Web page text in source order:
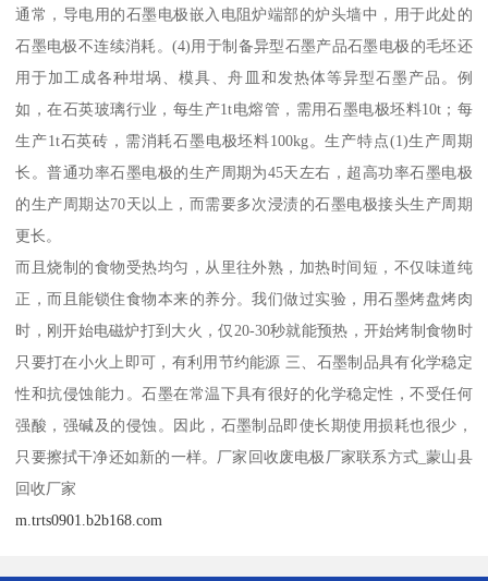
通常，导电用的石墨电极嵌入电阻炉端部的炉头墙中，用于此处的
石墨电极不连续消耗。(4)用于制备异型石墨产品石墨电极的毛坯还
用于加工成各种坩埚、模具、舟皿和发热体等异型石墨产品。例
如，在石英玻璃行业，每生产1t电熔管，需用石墨电极坯料10t；每
生产1t石英砖，需消耗石墨电极坯料100kg。生产特点(1)生产周期
长。普通功率石墨电极的生产周期为45天左右，超高功率石墨电极
的生产周期达70天以上，而需要多次浸渍的石墨电极接头生产周期
更长。
而且烧制的食物受热均匀，从里往外熟，加热时间短，不仅味道纯
正，而且能锁住食物本来的养分。我们做过实验，用石墨烤盘烤肉
时，刚开始电磁炉打到大火，仅20-30秒就能预热，开始烤制食物时
只要打在小火上即可，有利用节约能源 三、石墨制品具有化学稳定
性和抗侵蚀能力。石墨在常温下具有很好的化学稳定性，不受任何
强酸，强碱及的侵蚀。因此，石墨制品即使长期使用损耗也很少，
只要擦拭干净还如新的一样。厂家回收废电极厂家联系方式_蒙山县
回收厂家
m.trts0901.b2b168.com